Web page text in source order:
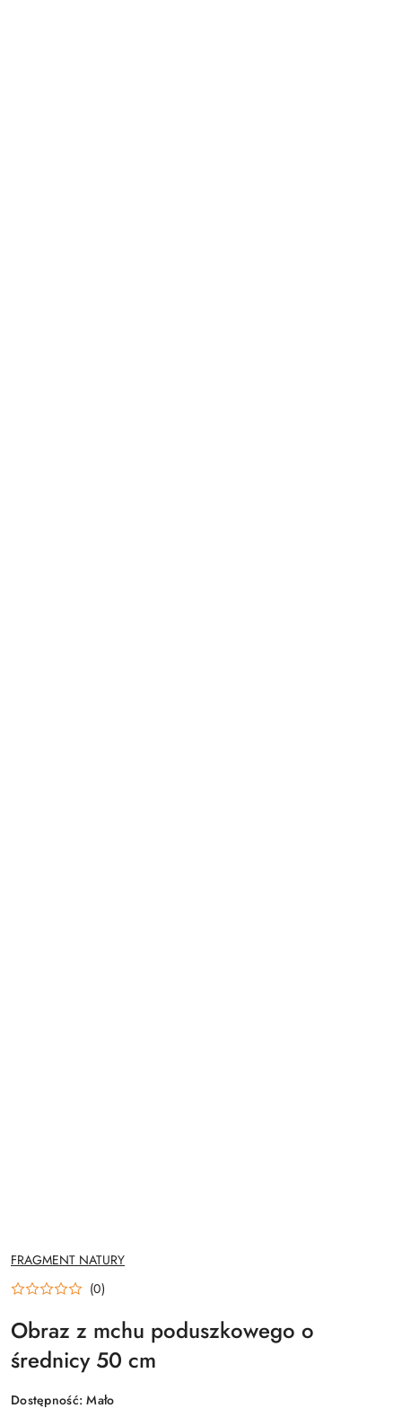
NAZWA
PRODUCENTA:
FRAGMENT NATURY
(0)
Obraz z mchu poduszkowego o
średnicy 50 cm
Dostępność:Mało